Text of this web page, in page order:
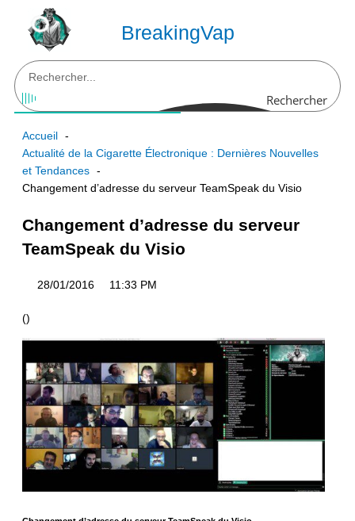
contenu
BreakingVap
Rechercher
Accueil
Actualité de la Cigarette Électronique : Dernières Nouvelles
et Tendances
Changement d’adresse du serveur TeamSpeak du Visio
Changement d’adresse du serveur
TeamSpeak du Visio
28/01/2016 11:33 PM
()